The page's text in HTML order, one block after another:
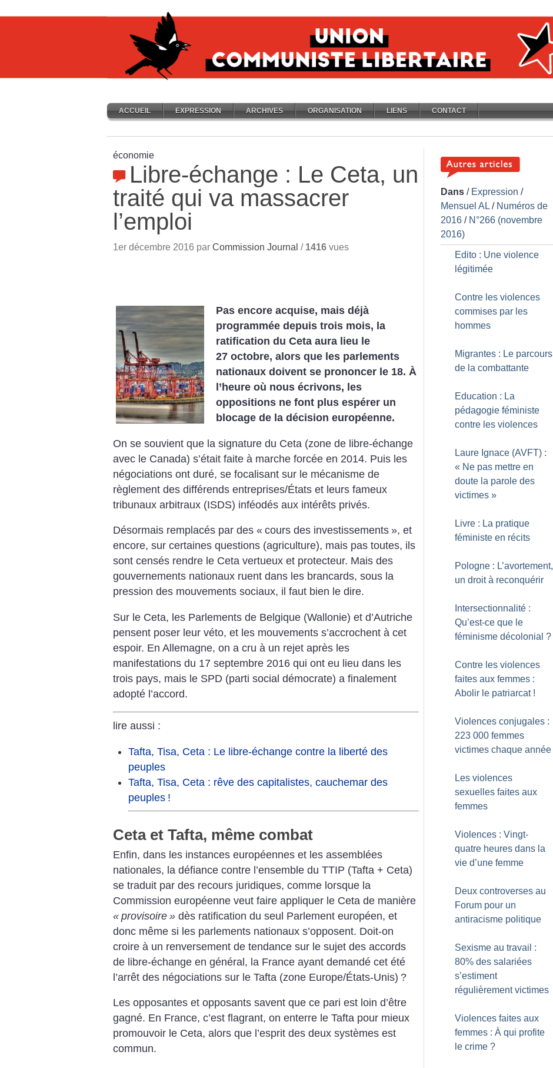
ACCUEIL EXPRESSION ARCHIVES ORGANISATION LIENS CONTACT
économie
Libre-échange : Le Ceta, un
traité qui va massacrer
l’emploi
1er décembre 2016 par Commission Journal / 1416 vues
Pas encore acquise, mais déjà
programmée depuis trois mois, la
ratification du Ceta aura lieu le
27 octobre, alors que les parlements
nationaux doivent se prononcer le 18. À
l’heure où nous écrivons, les
oppositions ne font plus espérer un
blocage de la décision européenne.
On se souvient que la signature du Ceta (zone de libre-échange
avec le Canada) s’était faite à marche forcée en 2014. Puis les
négociations ont duré, se focalisant sur le mécanisme de
règlement des différends entreprises/États et leurs fameux
tribunaux arbitraux (ISDS) inféodés aux intérêts privés.
Désormais remplacés par des « cours des investissements », et
encore, sur certaines questions (agriculture), mais pas toutes, ils
sont censés rendre le Ceta vertueux et protecteur. Mais des
gouvernements nationaux ruent dans les brancards, sous la
pression des mouvements sociaux, il faut bien le dire.
Sur le Ceta, les Parlements de Belgique (Wallonie) et d’Autriche
pensent poser leur véto, et les mouvements s’accrochent à cet
espoir. En Allemagne, on a cru à un rejet après les
manifestations du 17 septembre 2016 qui ont eu lieu dans les
trois pays, mais le SPD (parti social démocrate) a finalement
adopté l’accord.
lire aussi :
Tafta, Tisa, Ceta : Le libre-échange contre la liberté des
peuples
Tafta, Tisa, Ceta : rêve des capitalistes, cauchemar des
peuples !
Ceta et Tafta, même combat
Enfin, dans les instances européennes et les assemblées
nationales, la défiance contre l’ensemble du TTIP (Tafta + Ceta)
se traduit par des recours juridiques, comme lorsque la
Commission européenne veut faire appliquer le Ceta de manière
« provisoire » dès ratification du seul Parlement européen, et
donc même si les parlements nationaux s’opposent. Doit-on
croire à un renversement de tendance sur le sujet des accords
de libre-échange en général, la France ayant demandé cet été
l’arrêt des négociations sur le Tafta (zone Europe/États-Unis) ?
Les opposantes et opposants savent que ce pari est loin d’être
gagné. En France, c’est flagrant, on enterre le Tafta pour mieux
promouvoir le Ceta, alors que l’esprit des deux systèmes est
commun. ­
Dans / Expression /
Mensuel AL / Numéros de
2016 / N°266 (novembre
2016)
Edito : Une violence
légitimée
Contre les violences
commises par les
hommes
Migrantes : Le parcours
de la combattante
Education : La
pédagogie féministe
contre les violences
Laure Ignace (AVFT) :
« Ne pas mettre en
doute la parole des
victimes »
Livre : La pratique
féministe en récits
Pologne : L’avortement,
un droit à reconquérir
Intersectionnalité :
Qu’est-ce que le
féminisme décolonial ?
Contre les violences
faites aux femmes :
Abolir le patriarcat !
Violences conjugales :
223 000 femmes
victimes chaque année
Les violences
sexuelles faites aux
femmes
Violences : Vingt-
quatre heures dans la
vie d’une femme
Deux controverses au
Forum pour un
antiracisme politique
Sexisme au travail :
80% des salariées
s’estiment
régulièrement victimes
Violences faites aux
femmes : À qui profite
le crime ?